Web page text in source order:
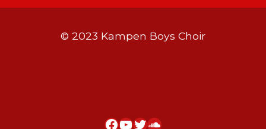
© 2023 Kampen Boys Choir
Facebook
YouTube
Twitter
SoundCloud